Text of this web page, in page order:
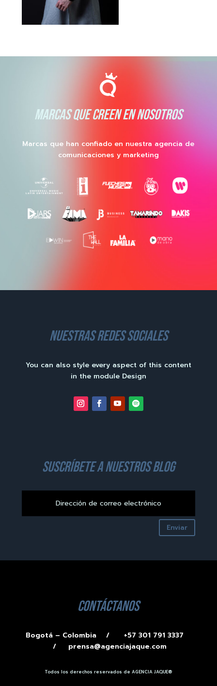
MARCAS QUE CREEN EN NOSOTROS
Marcas que han confiado en nuestra agencia de
comunicaciones y marketing
nuestras redes sociales
You can also style every aspect of this content
in the module Design
suscríbete a nuestros blog
Enviar
contáctanos
Bogotá – Colombia /
+57 301 791 3337
/ prensa@agenciajaque.com
Todos los derechos reservados de AGENCIA JAQUE®